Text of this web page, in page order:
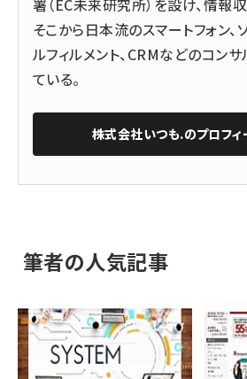
署（EC未来研究所）を設け、情報
そこから日本流のスマートフォン、
ルフィルメント、CRMなどのコン
ている。
株式会社いつも.のプロフ
筆者の人気記事